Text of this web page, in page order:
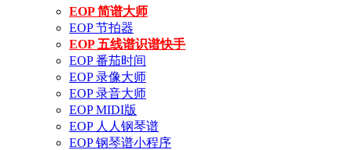
EOP 简谱大师
EOP 节拍器
EOP 五线谱识谱快手
EOP 番茄时间
EOP 录像大师
EOP 录音大师
EOP MIDI版
EOP 人人钢琴谱
EOP 钢琴谱小程序